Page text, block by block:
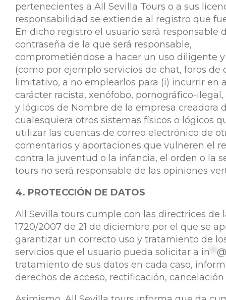
pertenecientes a All Sevilla Tours o a sus
responsabilidad se extiende al registro que
En dicho registro el usuario será
contraseña de la que será responsable,
comprometiéndose a hacer un uso diligente
(como por ejemplo servicios de chat, foros
limitativo, a no emplearlos para (i) incurrir en
carácter racista, xenófobo, pornográfico-
y lógicos de Nombre de la empresa creadora
cualesquiera otros sistemas físicos o lógicos
utilizar las cuentas de correo electrónico de
comentarios y aportaciones que vulneren el
contra la juventud o la infancia, el orden o la
tours no será responsable de las opiniones
4. PROTECCIÓN DE DATOS
All Sevilla tours cumple con las directrices de
1720/2007 de 21 de diciembre por el que se
garantizar un correcto uso y tratamiento de
servicios que el usuario pueda solicitar a in **@
tratamiento de sus datos en cada caso,
derechos de acceso, rectificación,